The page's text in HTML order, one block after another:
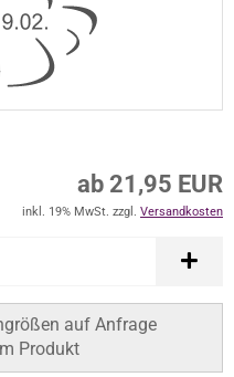
ab 21,95 EUR
inkl. 19% MwSt. zzgl. Versandkosten
auf Anfrage
Produkt